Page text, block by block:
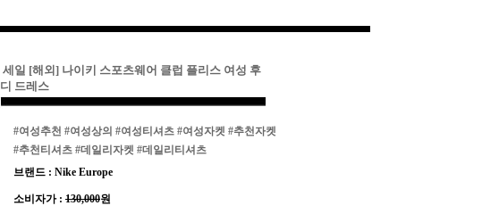
세일 [해외] 나이키 스포츠웨어 클럽 플리스 여성 후
디 드레스
#여성추천 #여성상의 #여성티셔츠 #여성자켓 #추천자켓
#추천티셔츠 #데일리자켓 #데일리티셔츠
브랜드 : Nike Europe
소비자가 : 130,000원